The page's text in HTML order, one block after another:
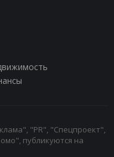
"PR", "Спецпроект",
публикуются на